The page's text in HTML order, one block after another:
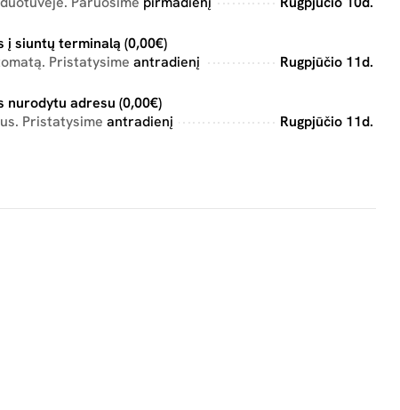
į siuntų terminalą (0,00€)
Pristatysime antradienį Rugpjūčio 11d.
nurodytu adresu (0,00€)
Pristatysime antradienį Rugpjūčio 11d.